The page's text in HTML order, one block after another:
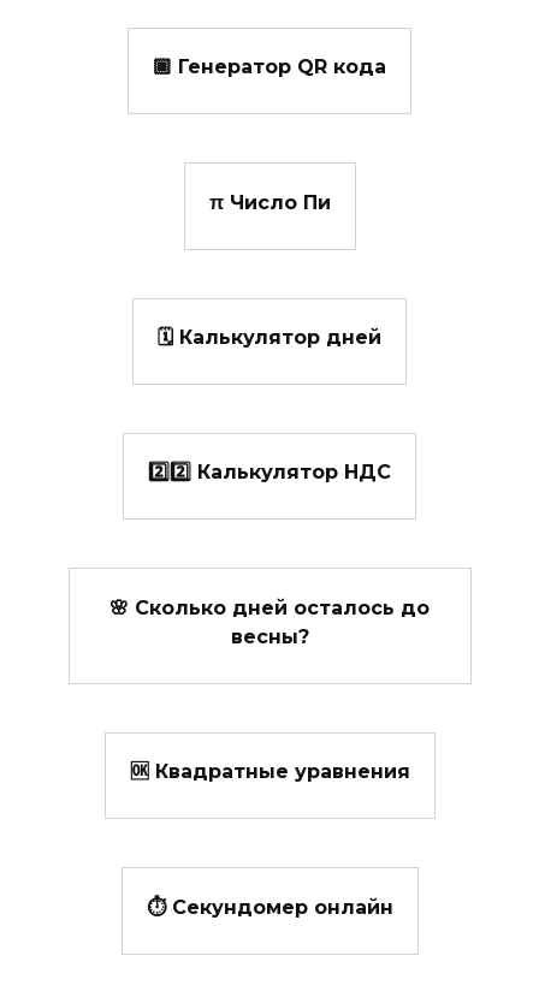
🏾 Генератор QR кода
π Число Пи
🗓️ Калькулятор дней
2️⃣2️⃣ Калькулятор НДС
🌸 Сколько дней осталось до
весны?
🆗 Квадратные уравнения
⏱️ Секундомер онлайн